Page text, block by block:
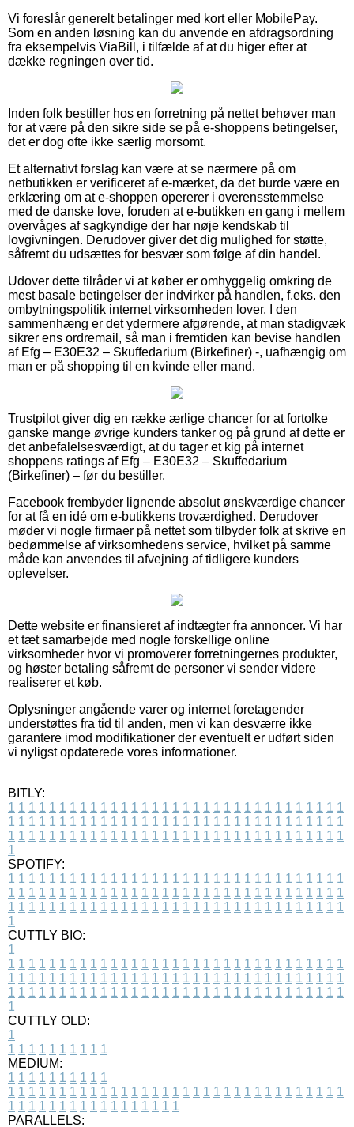
Vi foreslår generelt betalinger med kort eller MobilePay.
Som en anden løsning kan du anvende en afdragsordning
fra eksempelvis ViaBill, i tilfælde af at du higer efter at
dække regningen over tid.
Inden folk bestiller hos en forretning på nettet behøver man
for at være på den sikre side se på e-shoppens betingelser,
det er dog ofte ikke særlig morsomt.
Et alternativt forslag kan være at se nærmere på om
netbutikken er verificeret af e-mærket, da det burde være en
erklæring om at e-shoppen opererer i overensstemmelse
med de danske love, foruden at e-butikken en gang i mellem
overvåges af sagkyndige der har nøje kendskab til
lovgivningen. Derudover giver det dig mulighed for støtte,
såfremt du udsættes for besvær som følge af din handel.
Udover dette tilråder vi at køber er omhyggelig omkring de
mest basale betingelser der indvirker på handlen, f.eks. den
ombytningspolitik internet virksomheden lover. I den
sammenhæng er det ydermere afgørende, at man stadigvæk
sikrer ens ordremail, så man i fremtiden kan bevise handlen
af Efg – E30E32 – Skuffedarium (Birkefiner) -, uafhængig om
man er på shopping til en kvinde eller mand.
Trustpilot giver dig en række ærlige chancer for at fortolke
ganske mange øvrige kunders tanker og på grund af dette er
det anbefalelsesværdigt, at du tager et kig på internet
shoppens ratings af Efg – E30E32 – Skuffedarium
(Birkefiner) – før du bestiller.
Facebook frembyder lignende absolut ønskværdige chancer
for at få en idé om e-butikkens troværdighed. Derudover
møder vi nogle firmaer på nettet som tilbyder folk at skrive en
bedømmelse af virksomhedens service, hvilket på samme
måde kan anvendes til afvejning af tidligere kunders
oplevelser.
Dette website er finansieret af indtægter fra annoncer. Vi har
et tæt samarbejde med nogle forskellige online
virksomheder hvor vi promoverer forretningernes produkter,
og høster betaling såfremt de personer vi sender videre
realiserer et køb.
Oplysninger angående varer og internet foretagender
understøttes fra tid til anden, men vi kan desværre ikke
garantere imod modifikationer der eventuelt er udført siden
vi nyligst opdaterede vores informationer.
BITLY:
1 1 1 1 1 1 1 1 1 1 1 1 1 1 1 1 1 1 1 1 1 1 1 1 1 1 1 1 1 1 1 1 1
1 1 1 1 1 1 1 1 1 1 1 1 1 1 1 1 1 1 1 1 1 1 1 1 1 1 1 1 1 1 1 1 1
1 1 1 1 1 1 1 1 1 1 1 1 1 1 1 1 1 1 1 1 1 1 1 1 1 1 1 1 1 1 1 1 1
1
SPOTIFY:
1 1 1 1 1 1 1 1 1 1 1 1 1 1 1 1 1 1 1 1 1 1 1 1 1 1 1 1 1 1 1 1 1
1 1 1 1 1 1 1 1 1 1 1 1 1 1 1 1 1 1 1 1 1 1 1 1 1 1 1 1 1 1 1 1 1
1 1 1 1 1 1 1 1 1 1 1 1 1 1 1 1 1 1 1 1 1 1 1 1 1 1 1 1 1 1 1 1 1
1
CUTTLY BIO:
1
1 1 1 1 1 1 1 1 1 1 1 1 1 1 1 1 1 1 1 1 1 1 1 1 1 1 1 1 1 1 1 1 1
1 1 1 1 1 1 1 1 1 1 1 1 1 1 1 1 1 1 1 1 1 1 1 1 1 1 1 1 1 1 1 1 1
1 1 1 1 1 1 1 1 1 1 1 1 1 1 1 1 1 1 1 1 1 1 1 1 1 1 1 1 1 1 1 1 1
1
CUTTLY OLD:
1
1 1 1 1 1 1 1 1 1 1
MEDIUM:
1 1 1 1 1 1 1 1 1 1
1 1 1 1 1 1 1 1 1 1 1 1 1 1 1 1 1 1 1 1 1 1 1 1 1 1 1 1 1 1 1 1 1
1 1 1 1 1 1 1 1 1 1 1 1 1 1 1 1 1
PARALLELS: